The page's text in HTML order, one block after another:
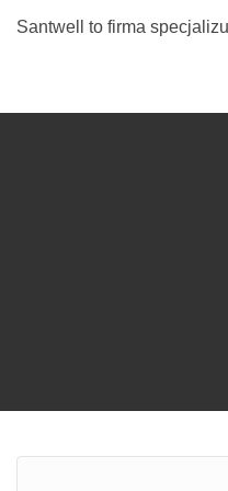
Santwell to firma